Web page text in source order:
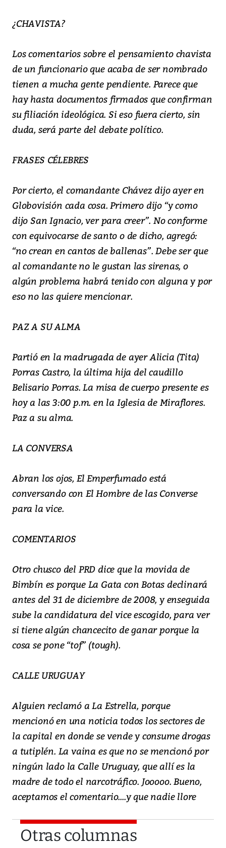
¿CHAVISTA?
Los comentarios sobre el pensamiento chavista
de un funcionario que acaba de ser nombrado
tienen a mucha gente pendiente. Parece que
hay hasta documentos firmados que confirman
su filiación ideológica. Si eso fuera cierto, sin
duda, será parte del debate político.
FRASES CÉLEBRES
Por cierto, el comandante Chávez dijo ayer en
Globovisión cada cosa. Primero dijo “y como
dijo San Ignacio, ver para creer”. No conforme
con equivocarse de santo o de dicho, agregó:
“no crean en cantos de ballenas”. Debe ser que
al comandante no le gustan las sirenas, o
algún problema habrá tenido con alguna y por
eso no las quiere mencionar.
PAZ A SU ALMA
Partió en la madrugada de ayer Alicia (Tita)
Porras Castro, la última hija del caudillo
Belisario Porras. La misa de cuerpo presente es
hoy a las 3:00 p.m. en la Iglesia de Miraflores.
Paz a su alma.
LA CONVERSA
Abran los ojos, El Emperfumado está
conversando con El Hombre de las Converse
para la vice.
COMENTARIOS
Otro chusco del PRD dice que la movida de
Bimbín es porque La Gata con Botas declinará
antes del 31 de diciembre de 2008, y enseguida
sube la candidatura del vice escogido, para ver
si tiene algún chancecito de ganar porque la
cosa se pone “tof” (tough).
CALLE URUGUAY
Alguien reclamó a La Estrella, porque
mencionó en una noticia todos los sectores de
la capital en donde se vende y consume drogas
a tutiplén. La vaina es que no se mencionó por
ningún lado la Calle Uruguay, que allí es la
madre de todo el narcotráfico. Jooooo. Bueno,
aceptamos el comentario....y que nadie llore
Otras columnas